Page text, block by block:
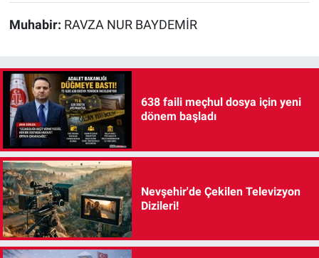
Muhabir: RAVZA NUR BAYDEMİR
638 faili meçhul dosya için yeni
dönem başladı
Nevşehir'de Çekilen Televizyon
Dizileri!